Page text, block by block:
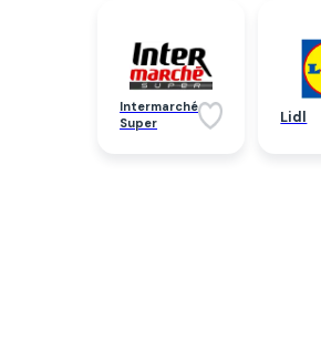
Intermarché
Super
Lidl